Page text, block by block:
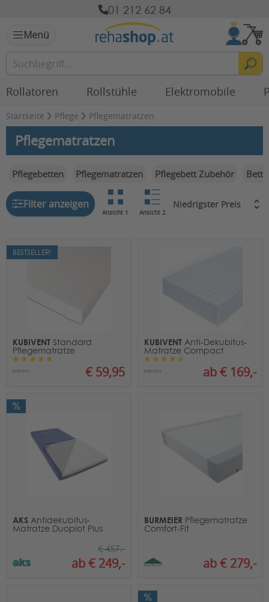
01 212 62 84
Menü
Rollatoren Rollstühle Elektromobile
Startseite Pflege Pflegematratzen
Pflegematratzen
Pflegebetten Pflegematratzen Pflegebett Zubehör
Filter anzeigen
Ansicht 1 Ansicht 2
BESTSELLER!
KUBIVENT Standard
Pflegematratze
€ 59,95
KUBIVENT Anti-Dekubitus-
Matratze Compact
ab € 169,-
AKS Antidekubitus-
Matratze Duoplot Plus
ab € 249,-
€ 457,-
BURMEIER Pflegematratze
Comfort-Fit
ab € 279,-